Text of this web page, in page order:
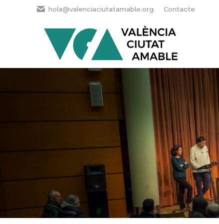
hola@valenciaciutatamable.org Contacte